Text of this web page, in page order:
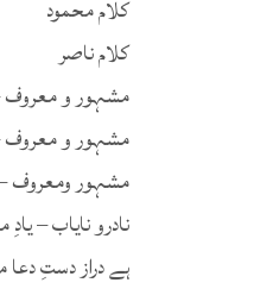
کلام محمود
کلام ناصر
مشہور و معروف –
مشہور و
مشہور ومعروف –
نادرو نایاب –
ہے دراز دستِ دعا